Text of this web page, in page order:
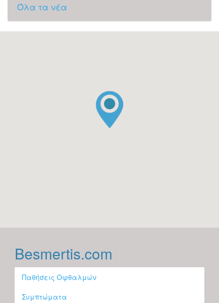
Όλα τα νέα
Besmertis.com
Παθήσεις Οφθαλμών
Συμπτώματα